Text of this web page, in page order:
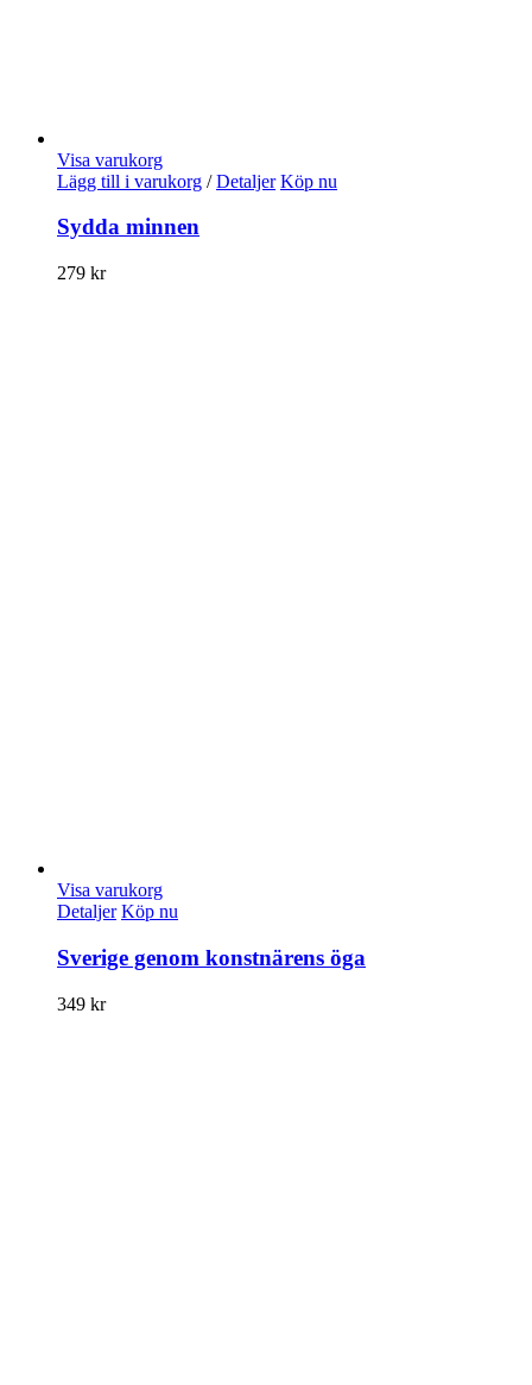
Visa varukorg
Lägg till i varukorg / Detaljer Köp nu
Sydda minnen
279 kr
Visa varukorg
Detaljer Köp nu
Sverige genom konstnärens öga
349 kr